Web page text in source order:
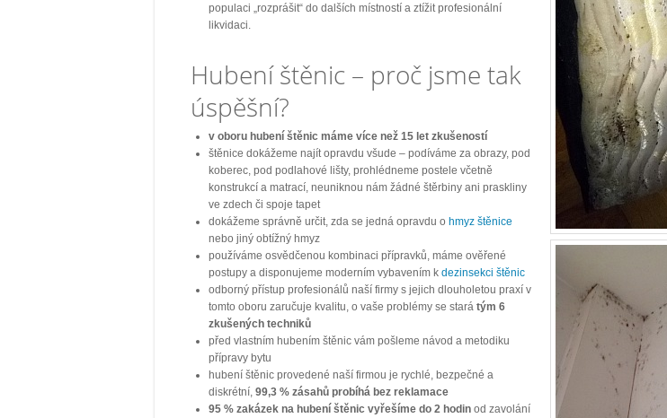
populaci „rozprášit“ do dalších místností a ztížit profesionální
likvidaci.
Hubení štěnic – proč jsme tak
úspěšní?
v oboru hubení štěnic máme více než 15 let zkušeností
štěnice dokážeme najít opravdu všude – podíváme za obrazy, pod
koberec, pod podlahové lišty, prohlédneme postele včetně
konstrukcí a matrací, neuniknou nám žádné štěrbiny ani praskliny
ve zdech či spoje tapet
dokážeme správně určit, zda se jedná opravdu o hmyz štěnice
nebo jiný obtížný hmyz
používáme osvědčenou kombinaci přípravků, máme ověřené
postupy a disponujeme moderním vybavením k dezinsekci štěnic
odborný přístup profesionálů naší firmy s jejich dlouholetou praxí v
tomto oboru zaručuje kvalitu, o vaše problémy se stará tým 6
zkušených techniků
před vlastním hubením štěnic vám pošleme návod a metodiku
přípravy bytu
hubení štěnic provedené naší firmou je rychlé, bezpečné a
diskrétní, 99,3 % zásahů probíhá bez reklamace
95 % zakázek na hubení štěnic vyřešíme do 2 hodin od zavolání